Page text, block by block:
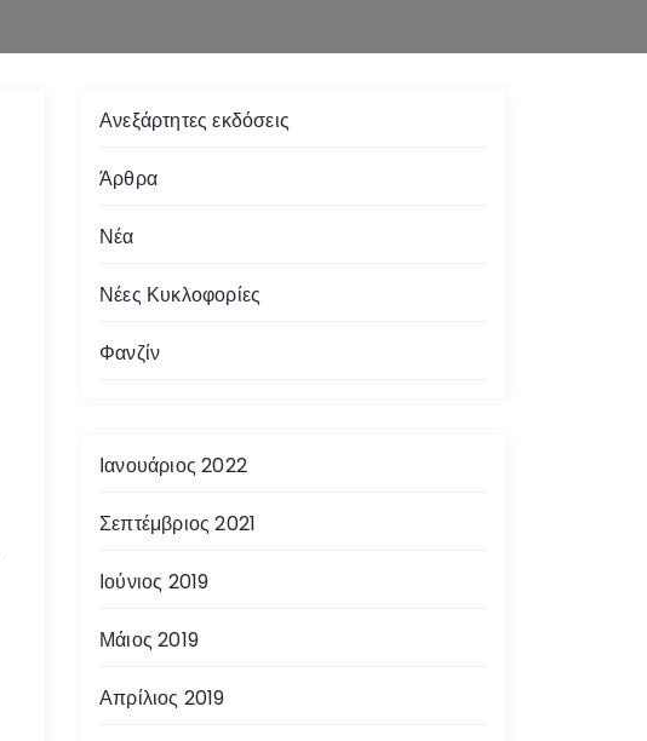
Ανεξάρτητες εκδόσεις
Άρθρα
Νέα
Νέες Κυκλοφορίες
Φανζίν
Ιανουάριος 2022
Σεπτέμβριος 2021
Ιούνιος 2019
Μάιος 2019
Απρίλιος 2019